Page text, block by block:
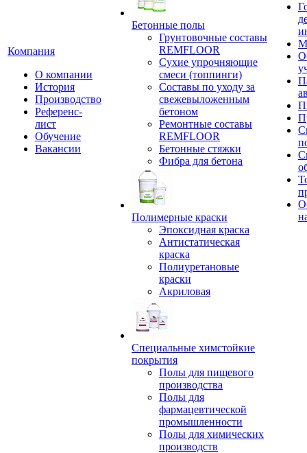
Компания
О компании
История
Производство
Референс-
лист
Обучение
Вакансии
Бетонные полы
Грунтовочные составы
REMFLOOR
Сухие упрочняющие
смеси (топпинги)
Составы по уходу за
свежевыложенным
бетоном
Ремонтные составы
REMFLOOR
Бетонные стяжки
Фибра для бетона
Полимерные краски
Эпоксидная краска
Антистатическая
краска
Полиуретановые
краски
Акриловая
Специальные химстойкие
покрытия
Полы для пищевого
производства
Полы для
фармацевтической
промышленности
Полы для химических
производств